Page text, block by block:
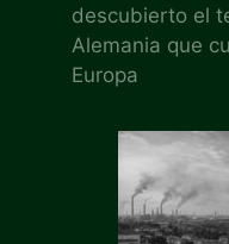
descubierto el
Alemania que
Europa